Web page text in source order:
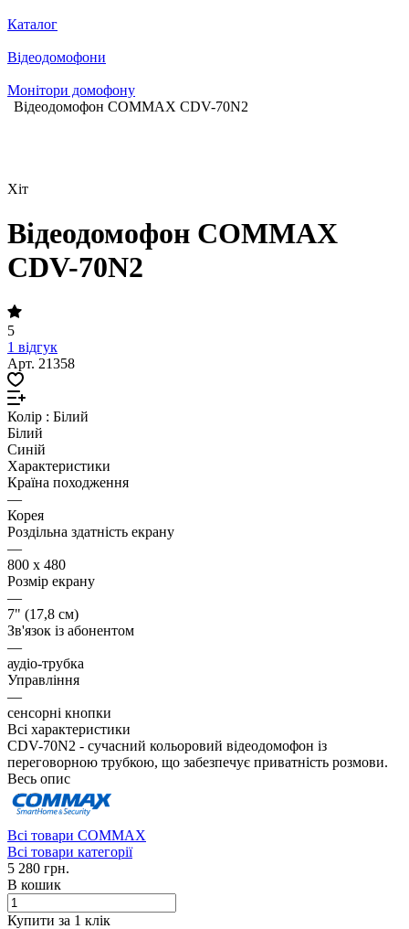
Каталог
Відеодомофони
Монітори домофону
Відеодомофон COMMAX CDV-70N2
Хіт
Відеодомофон COMMAX
CDV-70N2
5
1 відгук
Арт. 21358
Колір : Білий
Білий
Синій
Характеристики
Країна походження
—
Корея
Роздільна здатність екрану
—
800 х 480
Розмір екрану
—
7" (17,8 см)
Зв'язок із абонентом
—
аудіо-трубка
Управління
—
сенсорні кнопки
Всі характеристики
CDV-70N2 - сучасний кольоровий відеодомофон із
переговорною трубкою, що забезпечує приватність розмови.
Весь опис
Всі товари COMMAX
Всі товари категорії
5 280 грн.
В кошик
Купити за 1 клiк